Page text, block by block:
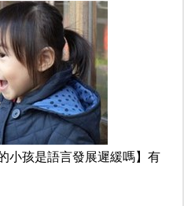
小孩是語言發展遲緩嗎】有